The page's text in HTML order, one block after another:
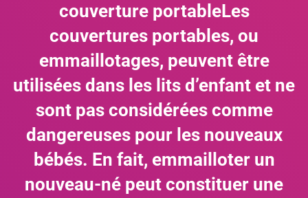
couverture portableLes
couvertures portables, ou
emmaillotages, peuvent être
utilisées dans les lits d’enfant et ne
sont pas considérées comme
dangereuses pour les nouveaux
bébés. En fait, emmailloter un
nouveau-né peut constituer une